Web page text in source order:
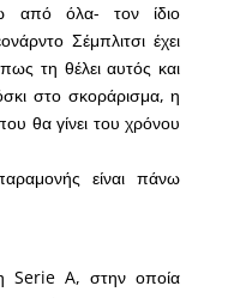
από όλα- τον ίδιο
Σέμπλιτσι έχει
τη θέλει αυτός και
στο σκοράρισμα, η
θα γίνει του χρόνου
είναι πάνω
Serie A, στην οποία